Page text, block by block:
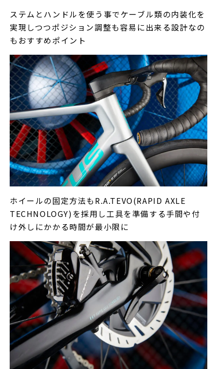
ステムとハンドルを使う事でケーブル類の内装化を
実現しつつポジション調整も容易に出来る設計なの
もおすすめポイント
ホイールの固定方法もR.A.TEVO(RAPID AXLE
TECHNOLOGY)を採用し工具を準備する手間や付
け外しにかかる時間が最小限に